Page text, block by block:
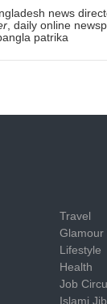
news
, daily online
patrika
Travel
Glamour
Lifestyle
Health
Job
Islami